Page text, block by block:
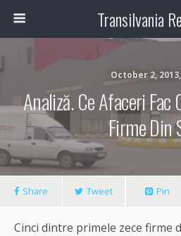
Transilvania
October 2,
Analiză. Ce Afaceri Fac
Firme Din
Share Tweet Pin
Cinci dintre primele zece firme